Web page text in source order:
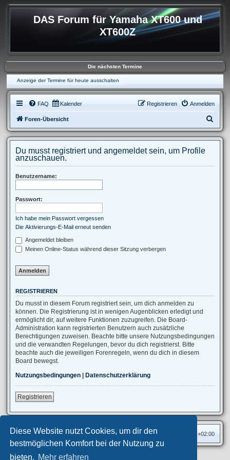
Diese Website nutzt Cookies, um dir den
bestmöglichen Komfort bei der Nutzung zu
bieten. Mehr erfahren
DAS Forum für Yamaha XT600 und
XT600Z
Die nächsten Termine
Anzeige der Termine für heute ausschalten
FAQ Kalender Anmelden
Registrieren
Foren-Übersicht
u
e
Du musst registriert und angemeldet sein, um Profile
anzuschauen.
Benutzername:
Passwort:
Ich habe mein Passwort vergessen
Die Aktivierungs-E-Mail erneut senden
Angemeldet bleiben
Meinen Online-Status während dieser Sitzung verbergen
REGISTRIEREN
Du musst in diesem Forum registriert sein, um dich anmelden zu
können. Die Registrierung ist in wenigen Augenblicken erledigt und
ermöglicht dir, auf weitere Funktionen zuzugreifen. Die Board-
Administration kann registrierten Benutzern auch zusätzliche
Berechtigungen zuweisen. Beachte bitte unsere Nutzungsbedingungen
und die verwandten Regelungen, bevor du dich registrierst. Bitte
beachte auch die jeweiligen Forenregeln, wenn du dich in diesem
Board bewegst.
Nutzungsbedingungen | Datenschutzerklärung
Registrieren
Foren-Übersicht Alle Zeiten sind UTC+02:00